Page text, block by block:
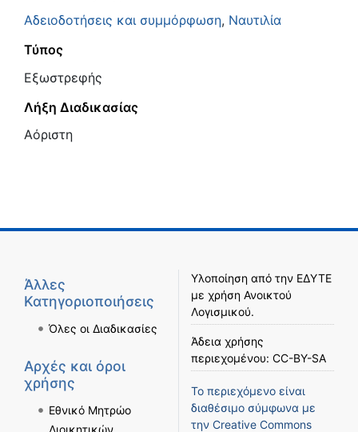
Αδειοδοτήσεις και συμμόρφωση, Ναυτιλία
Τύπος
Εξωστρεφής
Λήξη Διαδικασίας
Αόριστη
Άλλες
Κατηγοριοποιήσεις
Όλες οι Διαδικασίες
Αρχές και όροι
χρήσης
Εθνικό Μητρώο
Υλοποίηση από την ΕΔΥΤΕ
με χρήση Ανοικτού
Λογισμικού.
Άδεια χρήσης
περιεχομένου: CC-BY-SA
Το περιεχόμενο είναι
διαθέσιμο σύμφωνα με
την Creative Commons